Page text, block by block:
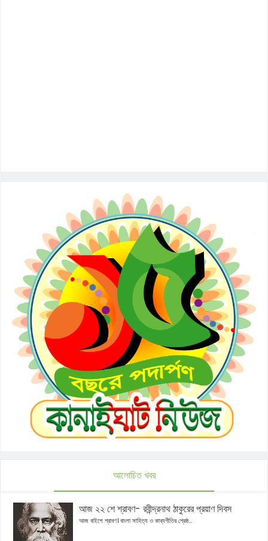
আলোচিত খবর
আজ ২২ শে শ্রাবণ- রবীন্দ্রনাথ ঠাকুরের প্রয়াণ দিবস
আজ বাইশে শ্রাবণ। বাংলা সাহিত্য ও কাব্যগীতির শ্রেষ্ঠ...